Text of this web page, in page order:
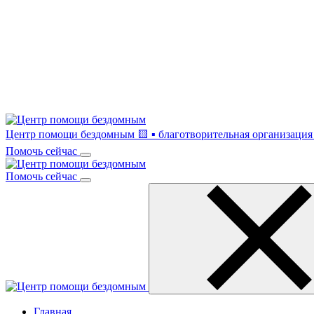
Центр помощи бездомным 🟨 ▪ благотворительная
Помочь сейчас
Помочь сейчас
Главная